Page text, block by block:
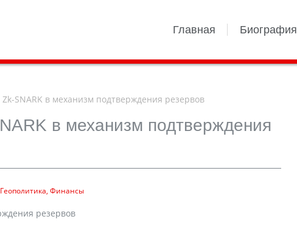
Главная Биография
SNARK в механизм подтверждения резервов
в механизм подтверждения
Геополитика Финансы
резервов